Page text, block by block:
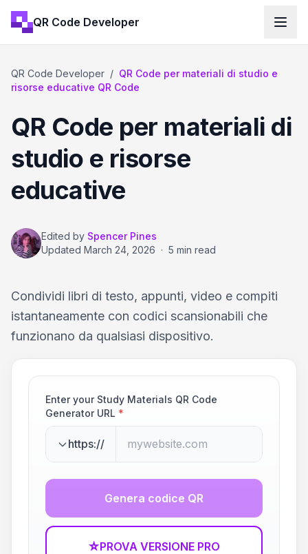
QR Code Developer
QR Code Developer / QR Code per materiali di studio e
risorse educative QR Code
QR Code per materiali di
studio e risorse
educative
Edited by Spencer Pines
Updated March 24, 2026 · 5 min read
Condividi libri di testo, appunti, video e compiti
istantaneamente con codici scansionabili che
funzionano da qualsiasi dispositivo.
Enter your Study Materials QR Code
Generator URL *
https://
Genera codice QR
☆PROVA VERSIONE PRO